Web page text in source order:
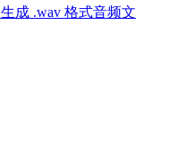
成 .wav 格式音频文